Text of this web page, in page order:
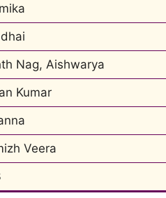
Nag, Aishwarya
Kumar
Veera